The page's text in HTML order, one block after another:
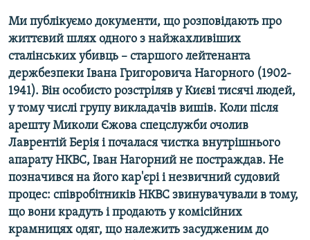
Ми публікуємо документи, що розповідають про
життєвий шлях одного з найжахливіших
сталінських убивць – старшого лейтенанта
держбезпеки Івана Григоровича Нагорного (1902-
1941). Він особисто розстріляв у Києві тисячі людей,
у тому числі групу викладачів вишів. Коли після
арешту Миколи Єжова спецслужби очолив
Лаврентій Берія і почалася чистка внутрішнього
апарату НКВС, Іван Нагорний не постраждав. Не
позначився на його кар'єрі і незвичний судовий
процес: співробітників НКВС звинувачували в тому,
що вони крадуть і продають у комісійних
крамницях одяг, що належить засудженим до